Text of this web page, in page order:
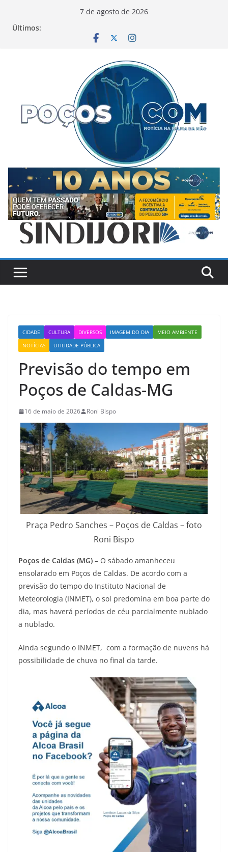
7 de agosto de 2026
Últimos:
CIDADE CULTURA DIVERSOS IMAGEM DO DIA
MEIO AMBIENTE
NOTÍCIAS
UTILIDADE PÚBLICA
Previsão do tempo em
Poços de Caldas-MG
16 de maio de 2026 Roni Bispo
Praça Pedro Sanches – Poços de Caldas – foto
Roni Bispo
Poços de Caldas (MG) – O sábado amanheceu
ensolarado em Poços de Caldas. De acordo com a
previsão do tempo do Instituto Nacional de
Meteorologia (INMET), o sol predomina em boa parte do
dia, mas haverá períodos de céu parcialmente nublado
a nublado.
Ainda segundo o INMET, com a formação de nuvens há
possibilidade de chuva no final da tarde.